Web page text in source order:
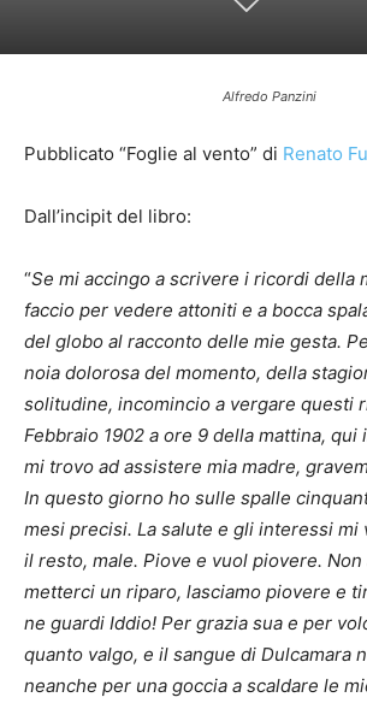
Alfredo Panzini
Pubblicato “Foglie al vento” di Renato
Dall’incipit del libro:
“Se mi accingo a scrivere i ricordi della
faccio per vedere attoniti e a bocca
del globo al racconto delle mie gesta.
noia dolorosa del momento, della
solitudine, incomincio a vergare questi
Febbraio 1902 a ore 9 della mattina, qui
mi trovo ad assistere mia madre,
In questo giorno ho sulle spalle
mesi precisi. La salute e gli interessi mi
il resto, male. Piove e vuol piovere.
metterci un riparo, lasciamo piovere e
ne guardi Iddio! Per grazia sua e per
quanto valgo, e il sangue di Dulcamara
neanche per una goccia a scaldare le